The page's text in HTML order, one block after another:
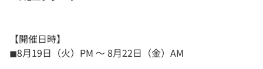
【開催日時】
◼︎8月19日（火）PM 〜 8月22日（金）AM